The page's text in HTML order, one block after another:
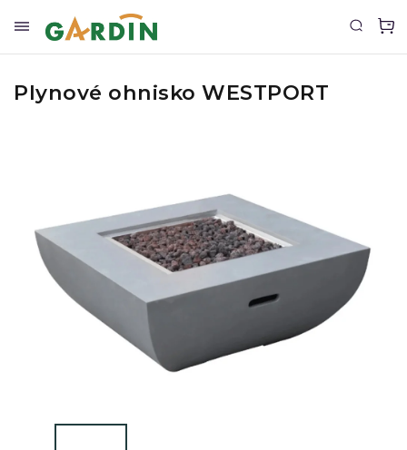
Plynové ohnisko WESTPORT